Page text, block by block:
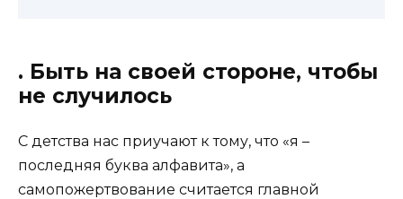
. Быть на своей стороне, чтобы
не случилось
С детства нас приучают к тому, что «я –
последняя буква алфавита», а
самопожертвование считается главной